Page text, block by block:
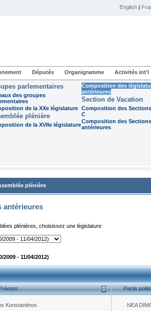
English |
Députés Organigramme Activités int'l
parlementaires
des groupes
de la XXe législature
plénière
de la XVIIe législature
Composition des
antérieures
Section de Vacation
Composition des
C
Composition des Sections
antérieures
plénière
antérieures
plénières, choisissez une législature
2009 - 11/04/2012)
Partis
Konstantinos NEA